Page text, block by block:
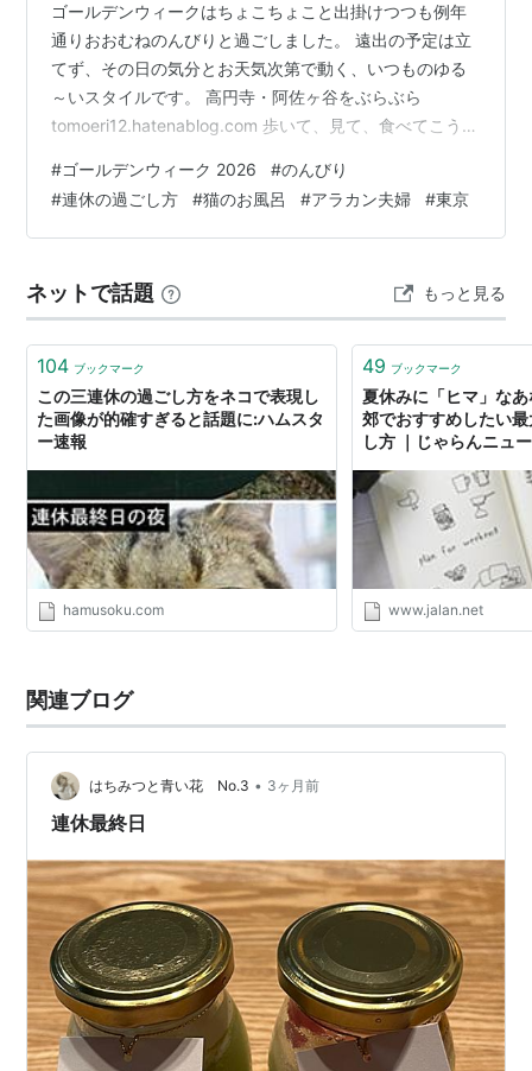
ゴールデンウィークはちょこちょこと出掛けつつも例年
通りおおむねのんびりと過ごしました。 遠出の予定は立
てず、その日の気分とお天気次第で動く、いつものゆる
～いスタイルです。 高円寺・阿佐ヶ谷をぶらぶら
tomoeri12.hatenablog.com 歩いて、見て、食べてこうい
もさっぱり(ﾟ∀ﾟ) 暖かくなってきたので、ウニをお風呂に
いれました。 エ～ンやられた～～(´;ω;｀) 案の定、怒‼
フクロウみたいになってる(^-^; でも乾いた後はサッパリ
シ飲み 生ハムとチーズ盛り合わせ。生ハム…
#ゴールデンウィーク 2026 #のんびり
#連休の過ごし方 #猫のお風呂 #アラカン夫婦 #東京
ネットで話題 もっと見る
104 ブックマーク
この三連休の過ごし方をネコで表現し
た画像が的確すぎると話題に:ハムスタ
ー速報
hamusoku.com
49 ブックマーク
夏休みに「ヒマ」な
郊でおすすめしたい
し方 ｜じゃらんニュ
www.jalan.net
関連ブログ
はちみつと青い花 No.3 • 3ヶ月前
連休最終日